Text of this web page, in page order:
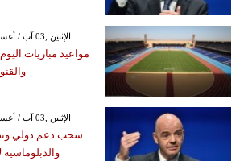
GMT 08:04 2026 الإثنين ,03 آب / أغسطس
GMT 19:04 2026 الإثنين ,03 آب / أغسطس
سحب دعم دولي
والدبلوماسية